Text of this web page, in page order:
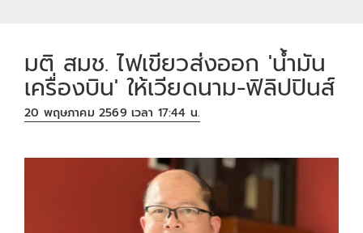
มติ สมช. ไฟเขียวส่งออก 'น้ำมัน
เครื่องบิน' ให้เวียดนาม-ฟิลิปปินส์
20 พฤษภาคม 2569 เวลา 17:44 น.